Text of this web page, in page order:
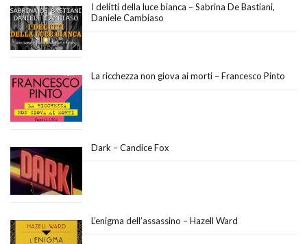
I delitti della luce bianca – Sabrina De Bastiani,
Daniele Cambiaso
La ricchezza non giova ai morti – Francesco Pinto
Dark – Candice Fox
L’enigma dell’assassino – Hazell Ward